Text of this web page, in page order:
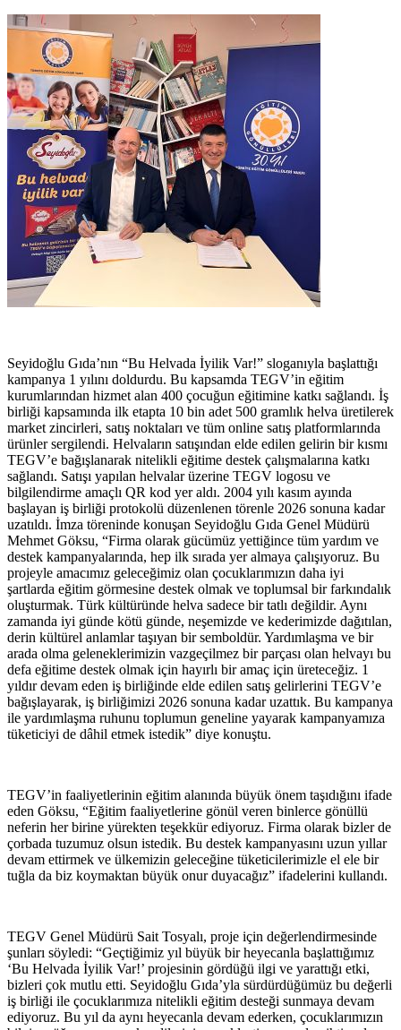
Seyidoğlu Gıda’nın “Bu Helvada İyilik Var!” sloganıyla başlattığı
kampanya 1 yılını doldurdu. Bu kapsamda TEGV’in eğitim
kurumlarından hizmet alan 400 çocuğun eğitimine katkı sağlandı. İş
birliği kapsamında ilk etapta 10 bin adet 500 gramlık helva üretilerek
market zincirleri, satış noktaları ve tüm online satış platformlarında
ürünler sergilendi. Helvaların satışından elde edilen gelirin bir kısmı
TEGV’e bağışlanarak nitelikli eğitime destek çalışmalarına katkı
sağlandı. Satışı yapılan helvalar üzerine TEGV logosu ve
bilgilendirme amaçlı QR kod yer aldı. 2004 yılı kasım ayında
başlayan iş birliği protokolü düzenlenen törenle 2026 sonuna kadar
uzatıldı. İmza töreninde konuşan Seyidoğlu Gıda Genel Müdürü
Mehmet Göksu, “Firma olarak gücümüz yettiğince tüm yardım ve
destek kampanyalarında, hep ilk sırada yer almaya çalışıyoruz. Bu
projeyle amacımız geleceğimiz olan çocuklarımızın daha iyi
şartlarda eğitim görmesine destek olmak ve toplumsal bir farkındalık
oluşturmak. Türk kültüründe helva sadece bir tatlı değildir. Aynı
zamanda iyi günde kötü günde, neşemizde ve kederimizde dağıtılan,
derin kültürel anlamlar taşıyan bir semboldür. Yardımlaşma ve bir
arada olma geleneklerimizin vazgeçilmez bir parçası olan helvayı bu
defa eğitime destek olmak için hayırlı bir amaç için üreteceğiz. 1
yıldır devam eden iş birliğinde elde edilen satış gelirlerini TEGV’e
bağışlayarak, iş birliğimizi 2026 sonuna kadar uzattık. Bu kampanya
ile yardımlaşma ruhunu toplumun geneline yayarak kampanyamıza
tüketiciyi de dâhil etmek istedik” diye konuştu.
TEGV’in faaliyetlerinin eğitim alanında büyük önem taşıdığını ifade
eden Göksu, “Eğitim faaliyetlerine gönül veren binlerce gönüllü
neferin her birine yürekten teşekkür ediyoruz. Firma olarak bizler de
çorbada tuzumuz olsun istedik. Bu destek kampanyasını uzun yıllar
devam ettirmek ve ülkemizin geleceğine tüketicilerimizle el ele bir
tuğla da biz koymaktan büyük onur duyacağız” ifadelerini kullandı.
TEGV Genel Müdürü Sait Tosyalı, proje için değerlendirmesinde
şunları söyledi: “Geçtiğimiz yıl büyük bir heyecanla başlattığımız
‘Bu Helvada İyilik Var!’ projesinin gördüğü ilgi ve yarattığı etki,
bizleri çok mutlu etti. Seyidoğlu Gıda’yla sürdürdüğümüz bu değerli
iş birliği ile çocuklarımıza nitelikli eğitim desteği sunmaya devam
ediyoruz. Bu yıl da aynı heyecanla devam ederken, çocuklarımızın